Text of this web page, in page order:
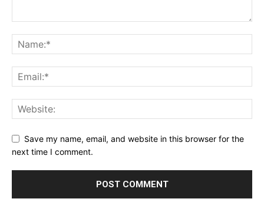
Save my name, email, and website in this browser for the
next time I comment.